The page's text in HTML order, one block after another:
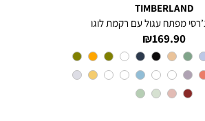
TIMBERLAND
מפתח עגול עם רקמת לוגו
מחיר
מוצר
169.90 ₪
צבע
Black